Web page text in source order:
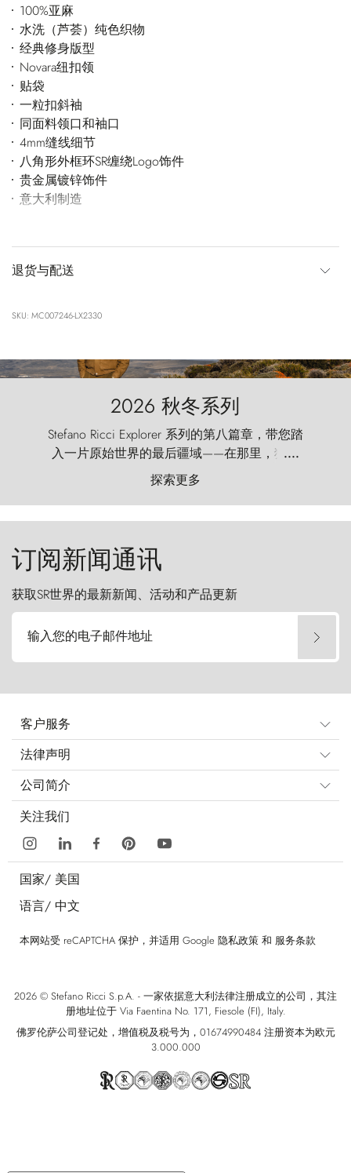
100%亚麻
水洗（芦荟）纯色织物
经典修身版型
Novara纽扣领
贴袋
一粒扣斜袖
同面料领口和袖口
4mm缝线细节
八角形外框环SR缠绕Logo饰件
贵金属镀锌饰件
意大利制造
退货与配送
SKU: MC007246-LX2330
2026 秋冬系列
Stefano Ricci Explorer 系列的第八篇章，带您踏
入一片原始世界的最后疆域——在那里，狂风
以远古的怒号雕琢着自然，而百内塔（Torres
del Paine）则宛如石砌的哨兵，傲然向苍穹发
起挑战。
....
探索更多
订阅新闻通讯
获取SR世界的最新新闻、活动和产品更新
输入您的电子邮件地址
客户服务
法律声明
公司简介
关注我们
国家/ 美国
语言/ 中文
本网站受 reCAPTCHA 保护，并适用 Google 隐私政策 和 服务条款
2026 © Stefano Ricci S.p.A. - 一家依据意大利法律注册成立的公司，其注
册地址位于 Via Faentina No. 171, Fiesole (FI), Italy.
佛罗伦萨公司登记处，增值税及税号为，01674990484 注册资本为欧元
3.000.000